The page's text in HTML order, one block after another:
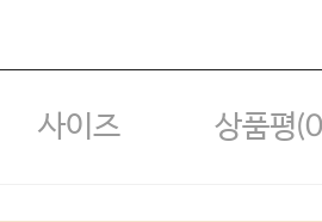
사이즈 상품평(0